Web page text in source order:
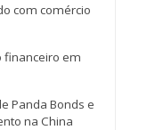
com comércio
financeiro em
Panda Bonds e
na China